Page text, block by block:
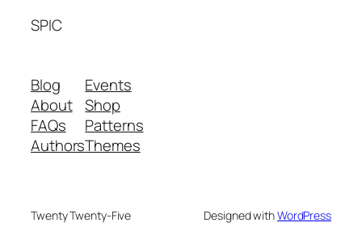
SPIC
Blog
About
FAQs
Authors
Events
Shop
Patterns
Themes
Twenty Twenty-Five Designed withWordPress